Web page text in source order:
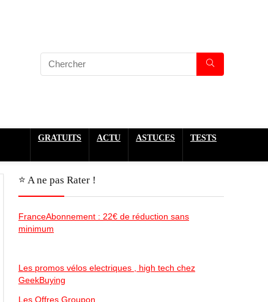
GRATUITS ACTU ASTUCES TESTS
⭐️ A ne pas Rater !
FranceAbonnement : 22€ de réduction sans
minimum
Les promos vélos electriques , high tech chez
GeekBuying
Les Offres Groupon